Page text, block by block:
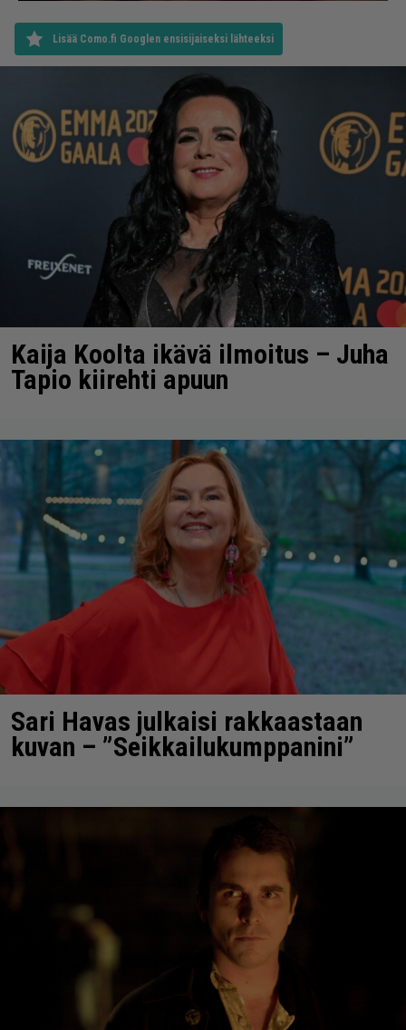
Lisää Como.fi Googlen ensisijaiseksi lähteeksi
Kaija Koolta ikävä ilmoitus – Juha
Tapio kiirehti apuun
Sari Havas julkaisi rakkaastaan
kuvan – ”Seikkailukumppanini”